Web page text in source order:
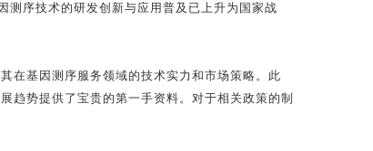
测序技术的研发创新与应用普及已上升为国家战
在基因测序服务领域的技术实力和市场策略。此
趋势提供了宝贵的第一手资料。对于相关政策的制